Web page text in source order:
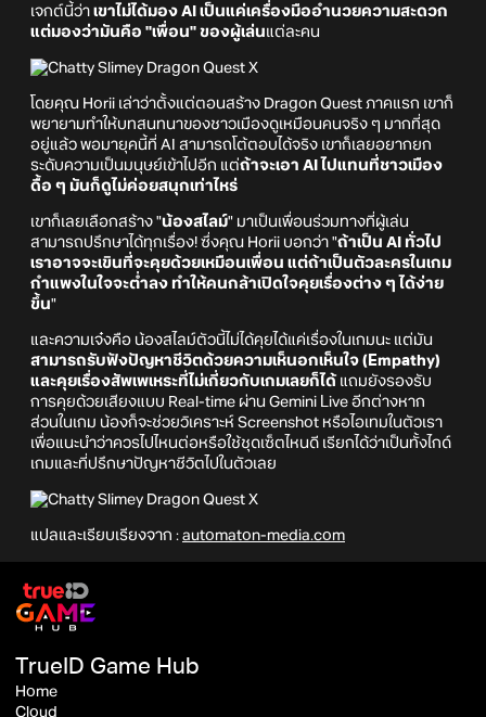
เจกต์นี้ว่า เขาไม่ได้มอง AI เป็นแค่เครื่องมืออำนวยความสะดวก
แต่มองว่ามันคือ "เพื่อน" ของผู้เล่นแต่ละคน
โดยคุณ Horii เล่าว่าตั้งแต่ตอนสร้าง Dragon Quest ภาคแรก เขาก็
พยายามทำให้บทสนทนาของชาวเมืองดูเหมือนคนจริง ๆ มากที่สุด
อยู่แล้ว พอมายุคนี้ที่ AI สามารถโต้ตอบได้จริง เขาก็เลยอยากยก
ระดับความเป็นมนุษย์เข้าไปอีก แต่ถ้าจะเอา AI ไปแทนที่ชาวเมือง
ดื้อ ๆ มันก็ดูไม่ค่อยสนุกเท่าไหร่
เขาก็เลยเลือกสร้าง "น้องสไลม์" มาเป็นเพื่อนร่วมทางที่ผู้เล่น
สามารถปรึกษาได้ทุกเรื่อง! ซึ่งคุณ Horii บอกว่า "ถ้าเป็น AI ทั่วไป
เราอาจจะเขินที่จะคุยด้วยเหมือนเพื่อน แต่ถ้าเป็นตัวละครในเกม
กำแพงในใจจะต่ำลง ทำให้คนกล้าเปิดใจคุยเรื่องต่าง ๆ ได้ง่าย
ขึ้น"
และความเจ๋งคือ น้องสไลม์ตัวนี้ไม่ได้คุยได้แค่เรื่องในเกมนะ แต่มัน
สามารถรับฟังปัญหาชีวิตด้วยความเห็นอกเห็นใจ (Empathy)
และคุยเรื่องสัพเพเหระที่ไม่เกี่ยวกับเกมเลยก็ได้แถมยังรองรับ
การคุยด้วยเสียงแบบ Real-time ผ่าน Gemini Live อีกต่างหาก
ส่วนในเกม น้องก็จะช่วยวิเคราะห์ Screenshot หรือไอเทมในตัวเรา
เพื่อแนะนำว่าควรไปไหนต่อหรือใช้ชุดเซ็ตไหนดี เรียกได้ว่าเป็นทั้งไกด์
เกมและที่ปรึกษาปัญหาชีวิตไปในตัวเลย
แปลและเรียบเรียงจาก : automaton-media.com
TrueID Game Hub
Home
Cloud